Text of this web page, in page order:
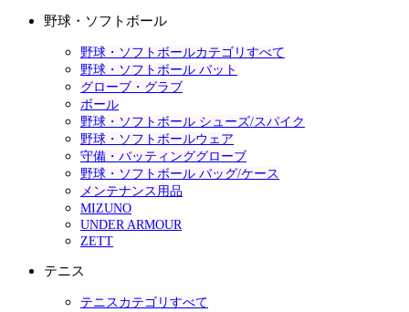
野球・ソフトボール
野球・ソフトボールカテゴリすべて
野球・ソフトボール バット
グローブ・グラブ
ボール
野球・ソフトボール シューズ/スパイク
野球・ソフトボールウェア
守備・バッティンググローブ
野球・ソフトボール バッグ/ケース
メンテナンス用品
MIZUNO
UNDER ARMOUR
ZETT
テニス
テニスカテゴリすべて